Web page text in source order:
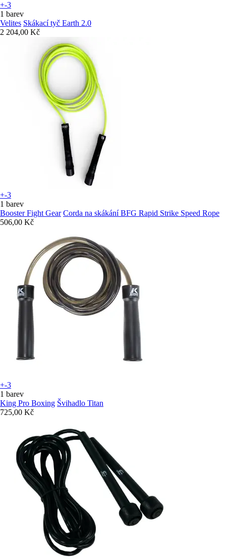
+-3
1 barev
Velites Skákací tyč Earth 2.0
2 204,00 Kč
+-3
1 barev
Booster Fight Gear Corda na skákání BFG Rapid Strike Speed Rope
506,00 Kč
+-3
1 barev
King Pro Boxing Švihadlo Titan
725,00 Kč